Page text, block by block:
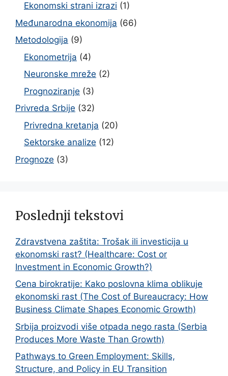
Ekonomski strani izrazi (1)
Međunarodna ekonomija (66)
Metodologija (9)
Ekonometrija (4)
Neuronske mreže (2)
Prognoziranje (3)
Privreda Srbije (32)
Privredna kretanja (20)
Sektorske analize (12)
Prognoze (3)
Poslednji tekstovi
Zdravstvena zaštita: Trošak ili investicija u
ekonomski rast? (Healthcare: Cost or
Investment in Economic Growth?)
Cena birokratije: Kako poslovna klima oblikuje
ekonomski rast (The Cost of Bureaucracy: How
Business Climate Shapes Economic Growth)
Srbija proizvodi više otpada nego rasta (Serbia
Produces More Waste Than Growth)
Pathways to Green Employment: Skills,
Structure, and Policy in EU Transition